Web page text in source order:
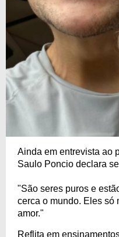
Ainda em entrevista ao
Saulo Poncio declara
"São seres puros e
cerca o mundo. Eles só
amor."
Reflita em